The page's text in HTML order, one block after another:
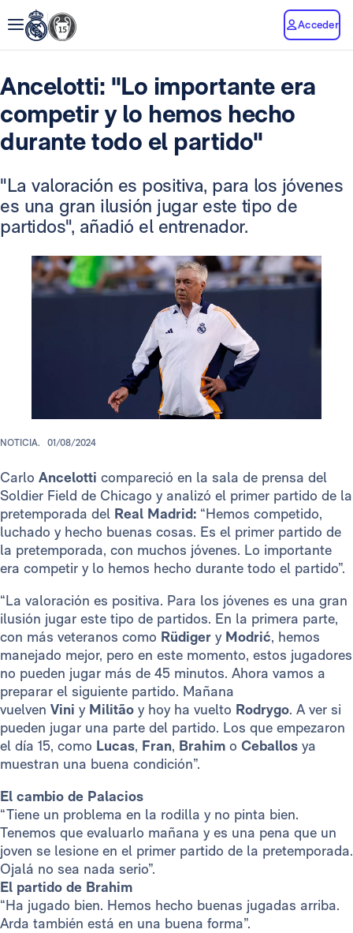
Acceder
Ancelotti: "Lo importante era
competir y lo hemos hecho
durante todo el partido"
"La valoración es positiva, para los jóvenes
es una gran ilusión jugar este tipo de
partidos", añadió el entrenador.
NOTICIA. 01/08/2024
Carlo Ancelotti compareció en la sala de prensa del
Soldier Field de Chicago y analizó el primer partido de la
pretemporada del Real Madrid: “Hemos competido,
luchado y hecho buenas cosas. Es el primer partido de
la pretemporada, con muchos jóvenes. Lo importante
era competir y lo hemos hecho durante todo el partido”.
“La valoración es positiva. Para los jóvenes es una gran
ilusión jugar este tipo de partidos. En la primera parte,
con más veteranos como Rüdiger y Modrić, hemos
manejado mejor, pero en este momento, estos jugadores
no pueden jugar más de 45 minutos. Ahora vamos a
preparar el siguiente partido. Mañana
vuelven Vini y Militão y hoy ha vuelto Rodrygo. A ver si
pueden jugar una parte del partido. Los que empezaron
el día 15, como Lucas, Fran, Brahim o Ceballos ya
muestran una buena condición”.
El cambio de Palacios
“Tiene un problema en la rodilla y no pinta bien.
Tenemos que evaluarlo mañana y es una pena que un
joven se lesione en el primer partido de la pretemporada.
Ojalá no sea nada serio”.
El partido de Brahim
“Ha jugado bien. Hemos hecho buenas jugadas arriba.
Arda también está en una buena forma”.